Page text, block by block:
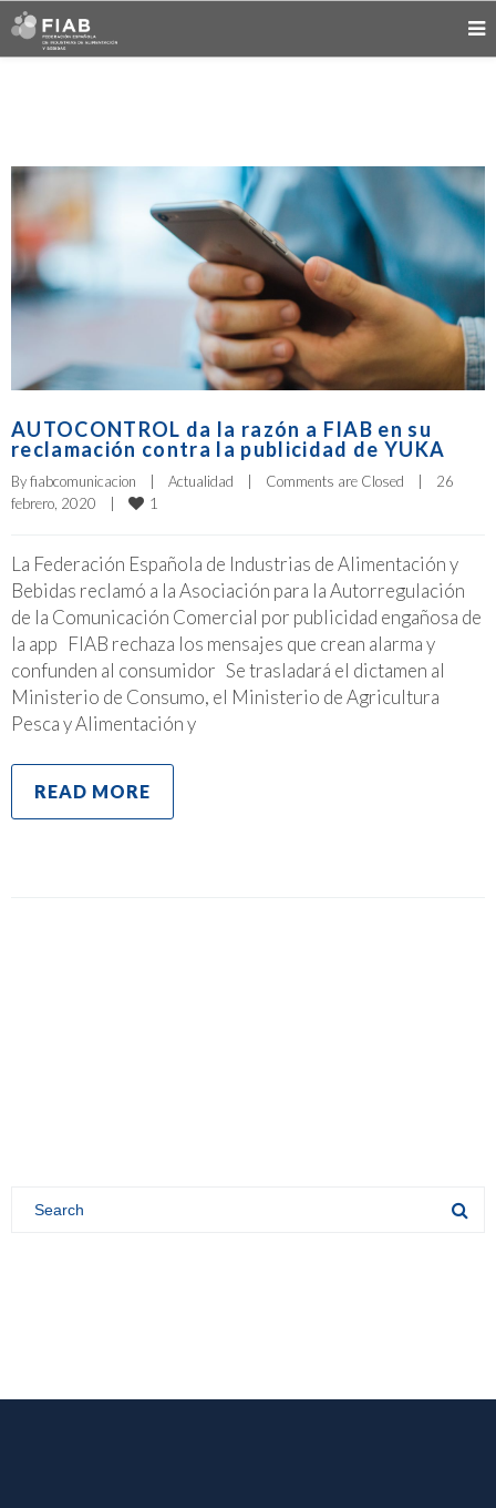
AUTOCONTROL da la razón a FIAB en su
reclamación contra la publicidad de YUKA
By fiabcomunicacion | Actualidad | Comments are Closed |
26
febrero, 2020
| 1
La Federación Española de Industrias de Alimentación y
Bebidas reclamó a la Asociación para la Autorregulación
de la Comunicación Comercial por publicidad engañosa de
la app FIAB rechaza los mensajes que crean alarma y
confunden al consumidor Se trasladará el dictamen al
Ministerio de Consumo, el Ministerio de Agricultura
Pesca y Alimentación y
READ MORE